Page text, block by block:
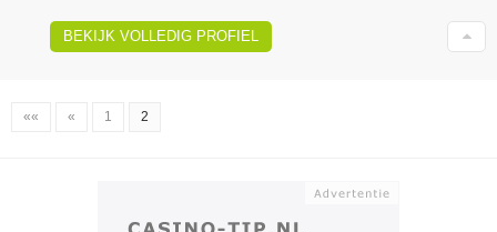
BEKIJK VOLLEDIG PROFIEL
«« « 1 2